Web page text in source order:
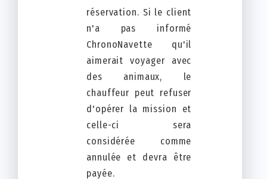
réservation. Si le client
n'a pas informé
ChronoNavette qu'il
aimerait voyager avec
des animaux, le
chauffeur peut refuser
d'opérer la mission et
celle-ci sera
considérée comme
annulée et devra être
payée.